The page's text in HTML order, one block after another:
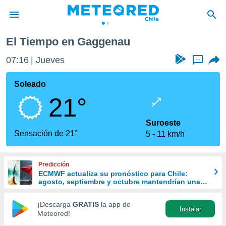
de
por
que se
calidad.
a este
las
y
forma
digital
basada
El Tiempo en Gaggenau
07:16 Jueves ...
Soleado
21°
Sensación de 21°
Suroeste
5
11 km/h
Predicción
ECMWF actualiza su pronóstico para Chile:
agosto, septiembre y octubre mantendrían una
¡Descarga GRATIS la app de
Meteored!
Instalar